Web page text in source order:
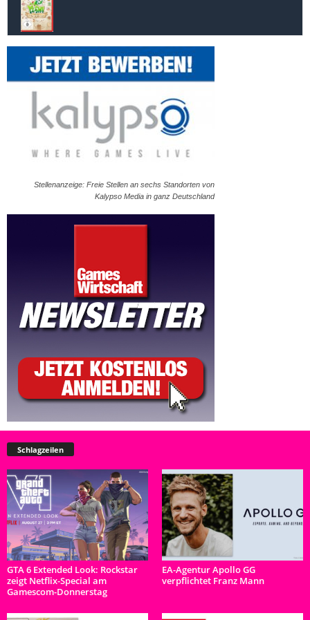
Stellenanzeige: Freie Stellen an sechs Standorten von
Kalypso Media in ganz Deutschland
Schlagzeilen
GTA 6 Extended Look: Rockstar
zeigt Netflix-Special am
Gamescom-Donnerstag
EA-Agentur Apollo GG
verpflichtet Franz Mann